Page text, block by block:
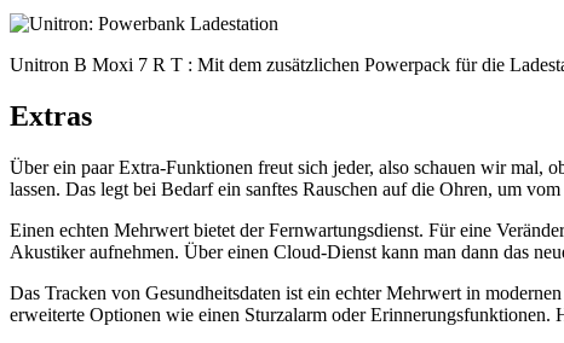
Unitron B Moxi 7 R T : Mit dem zusätzlichen Powerpack für die
Extras
Über ein paar Extra-Funktionen freut sich jeder, also schauen wir mal,
lassen. Das legt bei Bedarf ein sanftes Rauschen auf die Ohren, um
Einen echten Mehrwert bietet der Fernwartungsdienst. Für eine
Akustiker aufnehmen. Über einen Cloud-Dienst kann man dann das
Das Tracken von Gesundheitsdaten ist ein echter Mehrwert in
erweiterte Optionen wie einen Sturzalarm oder